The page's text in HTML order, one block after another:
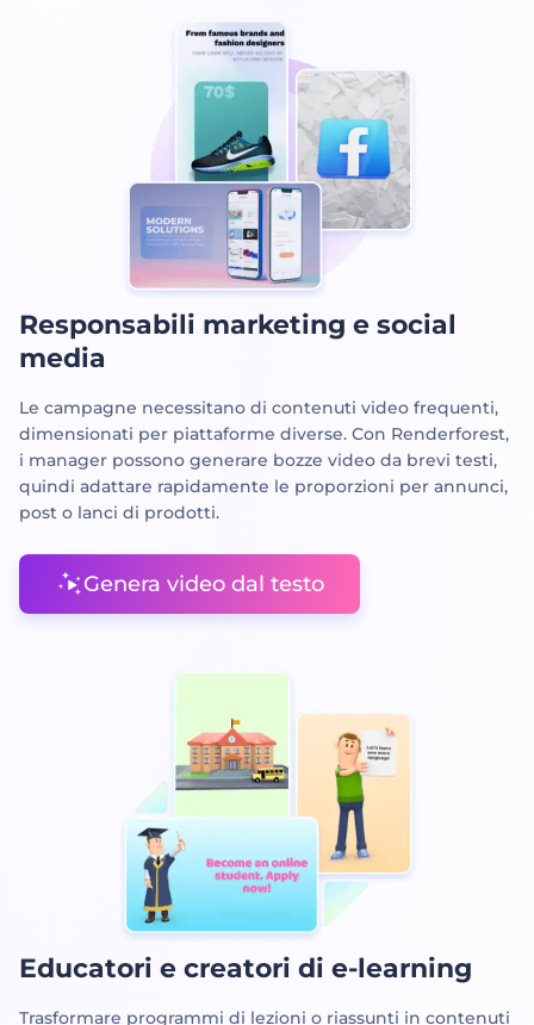
Responsabili marketing e social
media
Le campagne necessitano di contenuti video frequenti,
dimensionati per piattaforme diverse. Con Renderforest,
i manager possono generare bozze video da brevi testi,
quindi adattare rapidamente le proporzioni per annunci,
post o lanci di prodotti.
Genera video dal testo
Educatori e creatori di e-learning
Trasformare programmi di lezioni o riassunti in contenuti